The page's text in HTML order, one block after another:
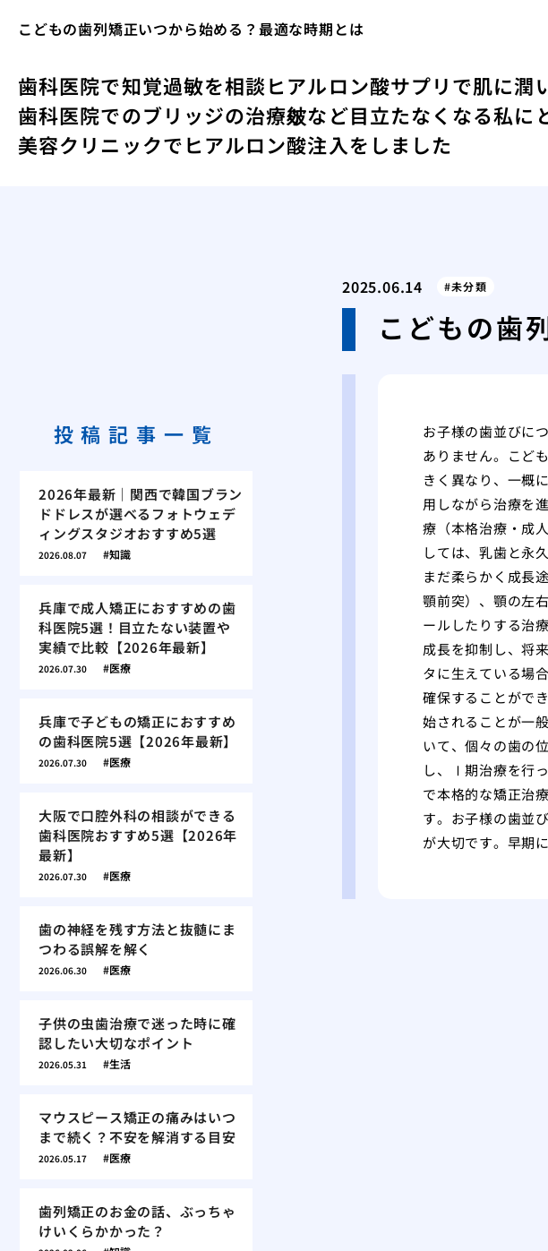
こどもの歯列矯正いつから始める？最適な時期とは
歯科医院で知覚過敏を相談ヒアルロン酸サプリで肌に潤
歯科医院でのブリッジの治療皴など目立たなくなる私に
美容クリニックでヒアルロン酸注入をしました
2025.06.14 未分類
こどもの歯
お子様の歯並びに
ありません。こど
きく異なり、一概
用しながら治療を
療（本格治療・成
しては、乳歯と永
まだ柔らかく成長
顎前突）、顎の左
ールしたりする治
成長を抑制し、将
タに生えている場
確保することがで
始されることが一
いて、個々の歯の
し、Ⅰ期治療を行
で本格的な矯正治
す。お子様の歯並
が大切です。早期
投稿記事一覧
2026年最新｜関西で韓国ブラン
ドドレスが選べるフォトウェデ
ィングスタジオおすすめ5選
2026.08.07 知識
兵庫で成人矯正におすすめの歯
科医院5選！目立たない装置や
実績で比較【2026年最新】
2026.07.30 医療
兵庫で子どもの矯正におすすめ
の歯科医院5選【2026年最新】
2026.07.30 医療
大阪で口腔外科の相談ができる
歯科医院おすすめ5選【2026年
最新】
2026.07.30 医療
歯の神経を残す方法と抜髄にま
つわる誤解を解く
2026.06.30 医療
子供の虫歯治療で迷った時に確
認したい大切なポイント
2026.05.31 生活
マウスピース矯正の痛みはいつ
まで続く？不安を解消する目安
2026.05.17 医療
歯列矯正のお金の話、ぶっちゃ
けいくらかかった？